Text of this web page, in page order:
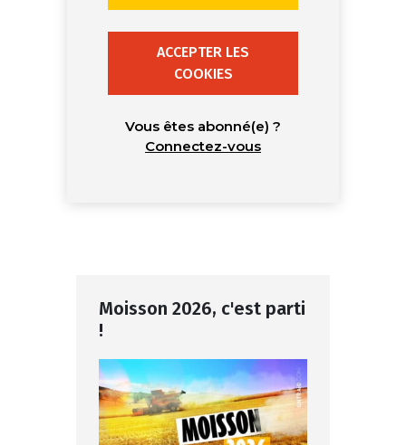
ACCEPTER LES
COOKIES
Vous êtes abonné(e) ?
Connectez-vous
Moisson 2026, c'est parti
!